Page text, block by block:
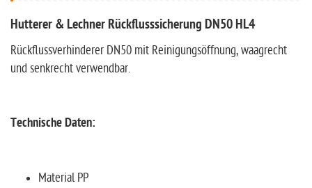
Hutterer & Lechner Rückflusssicherung DN50 HL4
Rückflussverhinderer DN50 mit Reinigungsöffnung, waagrecht
und senkrecht verwendbar.
Technische Daten:
Material PP